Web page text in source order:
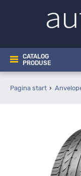
CATALOG
PRODUSE
Pagina start